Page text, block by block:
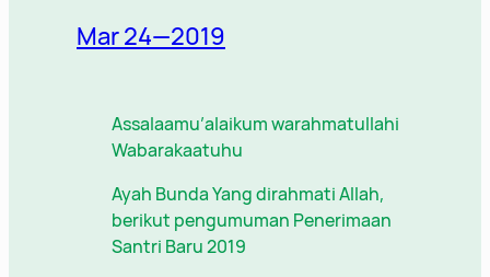
Mar 24—2019
Assalaamu’alaikum warahmatullahi
Wabarakaatuhu
Ayah Bunda Yang dirahmati Allah,
berikut pengumuman Penerimaan
Santri Baru 2019